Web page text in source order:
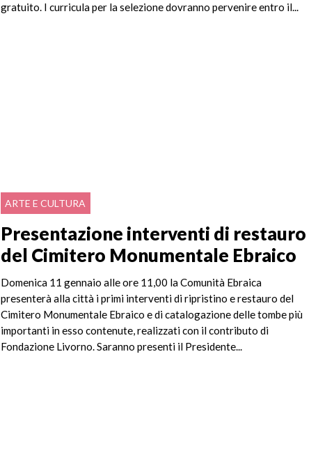
gratuito. I curricula per la selezione dovranno pervenire entro il...
ARTE E CULTURA
Presentazione interventi di restauro
del Cimitero Monumentale Ebraico
Domenica 11 gennaio alle ore 11,00 la Comunità Ebraica
presenterà alla città i primi interventi di ripristino e restauro del
Cimitero Monumentale Ebraico e di catalogazione delle tombe più
importanti in esso contenute, realizzati con il contributo di
Fondazione Livorno. Saranno presenti il Presidente...